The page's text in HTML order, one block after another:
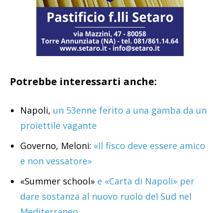
Potrebbe interessarti anche:
Napoli, un 53enne ferito a una gamba da un
proiettile vagante
Governo, Meloni: «Il fisco deve essere amico
e non vessatore»
«Summer school» e «Carta di Napoli» per
dare sostanza al nuovo ruolo del Sud nel